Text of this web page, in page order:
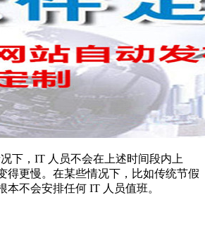
下，IT 人员不会在上述时间段内上
得更慢。在某些情况下，比如传统节假
本不会安排任何 IT 人员值班。